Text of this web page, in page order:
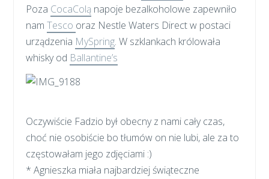
Poza CocaColą napoje bezalkoholowe zapewniło
namTesco oraz Nestle Waters Direct w postaci
urządzenia MySpring. W szklankach królowała
whisky od Ballantine’s
Oczywiście Fadzio był obecny z nami cały czas,
choć nie osobiście bo tłumów on nie lubi, ale za to
częstowałam jego zdjęciami :)
* Agnieszka miała najbardziej świąteczne